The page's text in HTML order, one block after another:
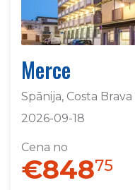
Merce
Spānija, Costa Brava
2026-09-18
Cena no
€84875